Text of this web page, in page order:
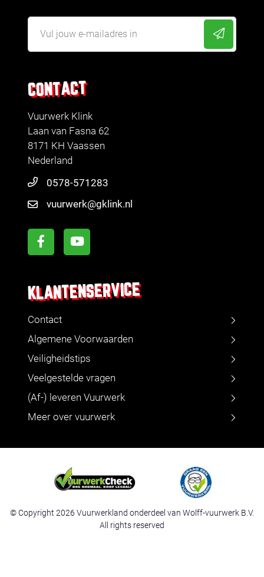
CONTACT
Vuurwerk Klink
Laan van Fasna 62
8171 KH Vaassen
Nederland
0578-571283
vuurwerk@gklink.nl
KLANTENSERVICE
Contact
Algemene Voorwaarden
Veiligheidstips
Veelgestelde vragen
(Af-) leveren Vuurwerk
Meer over vuurwerk
© Copyright 2026 Vuurwerkland onderdeel van Wolff-vuurwerk B.V.
All rights reserved